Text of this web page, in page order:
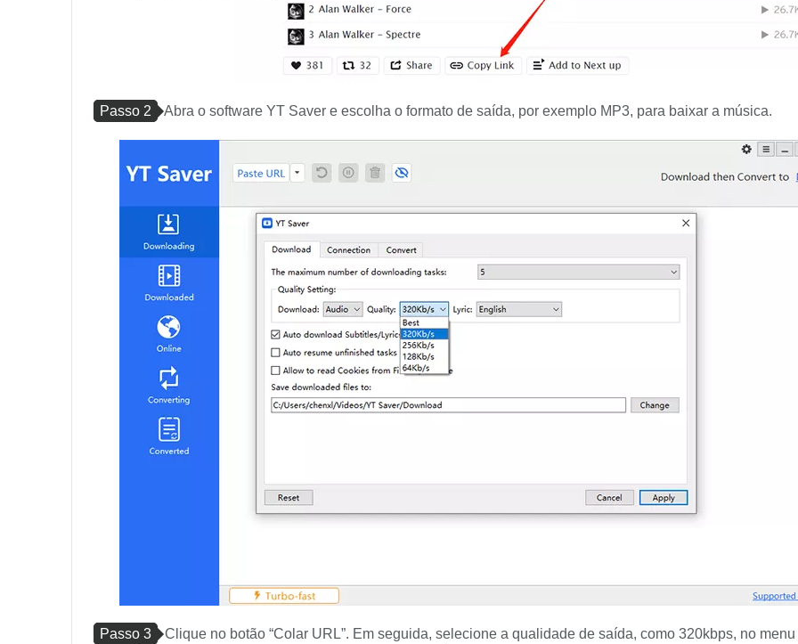
Passo 2 Abra o software YT Saver e escolha o formato de saída, por exemplo MP3, para baixar a música.
Passo 3
Clique no botão “Colar URL”. Em seguida, selecione a qualidade de saída, como 320kbps, no menu